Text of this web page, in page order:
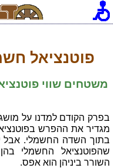
פוטנציאל
משטחים שווי
בפרק הקודם למדנו על
מגדיר את ההפרש
בתוך השדה החשמלי. אבל
שהפוטנציאל החשמלי
השורר ביניהן הוא אפס.